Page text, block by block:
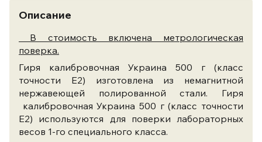
Описание
В стоимость включена метрологическая
поверка.
Гиря калибровочная Украина 500 г (класс
точности Е2) изготовлена из немагнитной
нержавеющей полированной стали. Гиря
калибровочная Украина 500 г (класс точности
Е2) используются для поверки лабораторных
весов 1-го специального класса.